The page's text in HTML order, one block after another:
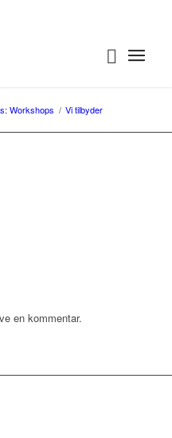
Workshops / Vi tilbyder
en kommentar.